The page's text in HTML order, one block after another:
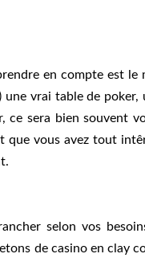
en compte est le
une vrai table de
ce sera bien souvent
que vous avez tout
selon vos
de casino en clay